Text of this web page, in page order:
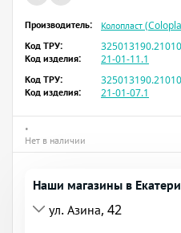
Производитель:
Колопласт
Код ТРУ:
Код изделия:
21-01-11.1
Код ТРУ:
Код изделия:
21-01-07.1
•
Нет в наличии
Наши магазины в
ул. Азина, 42